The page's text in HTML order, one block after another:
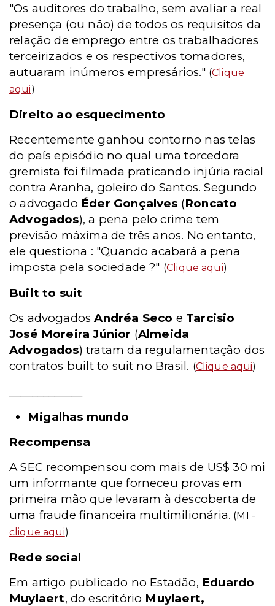
"Os auditores do trabalho, sem avaliar a real
presença (ou não) de todos os requisitos da
relação de emprego entre os trabalhadores
terceirizados e os respectivos tomadores,
autuaram inúmeros empresários." (Clique
aqui)
Direito ao esquecimento
Recentemente ganhou contorno nas telas
do país episódio no qual uma torcedora
gremista foi filmada praticando injúria racial
contra Aranha, goleiro do Santos. Segundo
o advogado Éder Gonçalves (Roncato
Advogados), a pena pelo crime tem
previsão máxima de três anos. No entanto,
ele questiona : "Quando acabará a pena
imposta pela sociedade ?" (Clique aqui)
Built to suit
Os advogadosAndréa Seco e Tarcisio
José Moreira Júnior (Almeida
Advogados) tratam da regulamentação dos
contratos built to suit no Brasil. (Clique aqui)
Migalhas mundo
Recompensa
A SEC recompensou com mais de US$ 30 mi
um informante que forneceu provas em
primeira mão que levaram à descoberta de
uma fraude financeira multimilionária. (MI -
clique aqui)
Rede social
Em artigo publicado no Estadão, Eduardo
Muylaert, do escritório Muylaert,